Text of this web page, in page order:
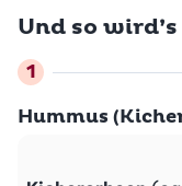
Und so
Hummus